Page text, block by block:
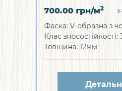
700.00 грн/м2 1
Фаска: V-образна з
Клас зносостійкості:
Товщина: 12мм